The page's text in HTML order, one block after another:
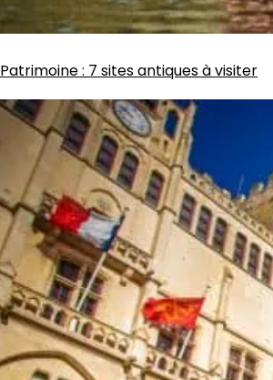
Patrimoine: 7 sites antiques à visiter